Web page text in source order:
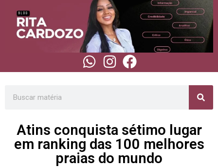
Atins conquista sétimo lugar
em ranking das 100 melhores
praias do mundo